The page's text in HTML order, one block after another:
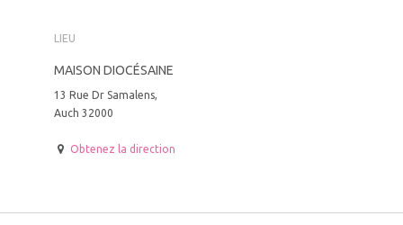
LIEU
MAISON DIOCÉSAINE
13 Rue Dr Samalens,
Auch 32000
Obtenez la direction